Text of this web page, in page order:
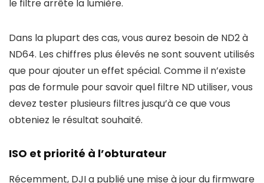
le filtre arrête la lumière.
Dans la plupart des cas, vous aurez besoin de ND2 à
ND64. Les chiffres plus élevés ne sont souvent utilisés
que pour ajouter un effet spécial. Comme il n’existe
pas de formule pour savoir quel filtre ND utiliser, vous
devez tester plusieurs filtres jusqu’à ce que vous
obteniez le résultat souhaité.
ISO et priorité à l’obturateur
Récemment, DJI a publié une mise à jour du firmware